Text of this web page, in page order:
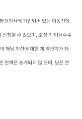
신회사에 가입되어 있는 이동전화
청할 수 있으며, 소정 의 이용수수
해당 회선에 대한 계 약관계가 자
잔액은 승계되지 않 으며, 남은 잔